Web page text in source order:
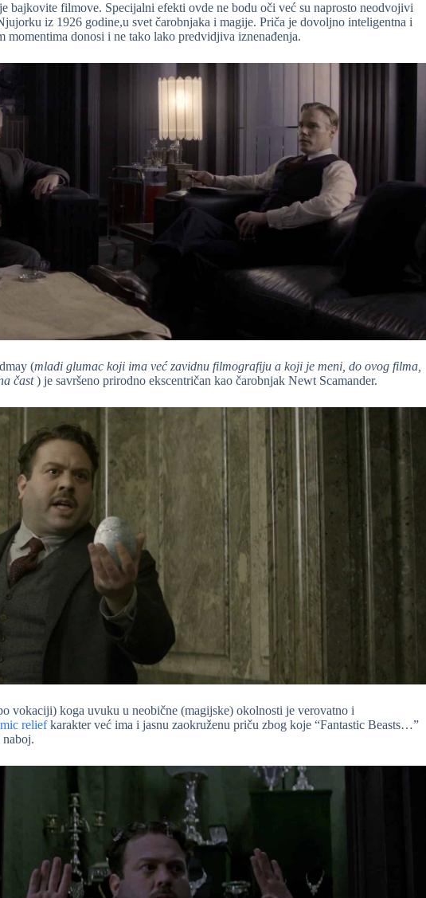
bajkovite filmove. Specijalni efekti ovde ne bodu oči već su naprosto neodvojivi
iz 1926 godine,u svet čarobnjaka i magije. Priča je dovoljno inteligentna i
momentima donosi i ne tako lako predvidjiva iznenađenja.
(mladi glumac koji ima već zavidnu filmografiju a koji je meni, do ovog filma,
čast) je savršeno prirodno ekscentričan kao čarobnjak Newt Scamander.
vokaciji) koga uvuku u neobične (magijske) okolnosti je verovatno i
reliefkarakter već ima i jasnu zaokruženu priču zbog koje “Fantastic Beasts…”